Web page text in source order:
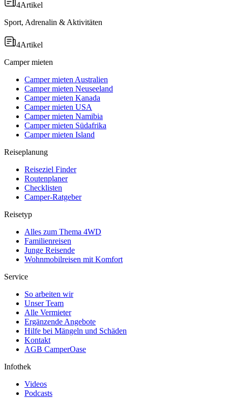
4Artikel
Sport, Adrenalin & Aktivitäten
4Artikel
Camper mieten
Camper mieten Australien
Camper mieten Neuseeland
Camper mieten Kanada
Camper mieten USA
Camper mieten Namibia
Camper mieten Südafrika
Camper mieten Island
Reiseplanung
Reiseziel Finder
Routenplaner
Checklisten
Camper-Ratgeber
Reisetyp
Alles zum Thema 4WD
Familienreisen
Junge Reisende
Wohnmobilreisen mit Komfort
Service
So arbeiten wir
Unser Team
Alle Vermieter
Ergänzende Angebote
Hilfe bei Mängeln und Schäden
Kontakt
AGB CamperOase
Infothek
Videos
Podcasts